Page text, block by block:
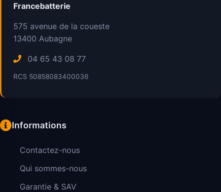
Francebatterie
575 avenue de la coueste
13400 Aubagne
04 65 43 08 77
RCS 50858083400036
Informations
Contactez-nous
Qui sommes-nous
Garantie & SAV